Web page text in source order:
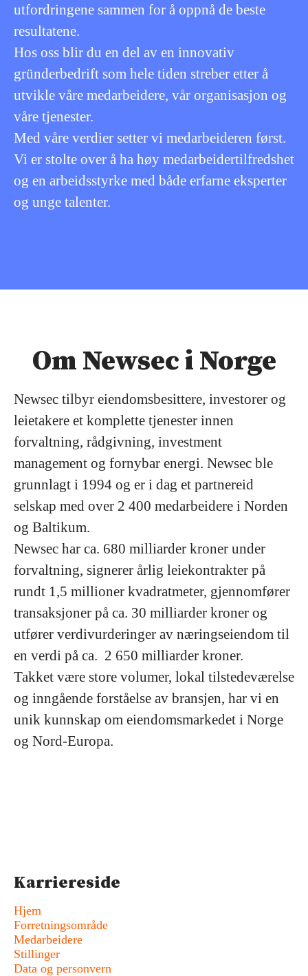
utfordringene sammen for å oppnå de beste
resultatene.
Hos oss blir du en del av en innovativ
gründerbedrift som hele tiden streber etter å
utvikle våre medarbeidere, vår organisasjon og
våre tjenester.
Med våre verdier setter vi medarbeideren først.
Vi er stolte over å ha høy medarbeidertilfredshet
og en arbeidsstyrke med både erfarne eksperter
og unge talenter.
Om Newsec i Norge
Newsec tilbyr eiendomsbesittere, investorer og
leietakere et komplette tjenester innen
forvaltning, rådgivning, investment
management og fornybar energi. Newsec ble
grunnlagt i 1994 og er i dag et partnereid
selskap med over 2 400 medarbeidere i Norden
og Baltikum.
Newsec har ca. 680 milliarder kroner under
forvaltning, signerer årlig leiekontrakter på
rundt 1,5 millioner kvadratmeter, gjennomfører
transaksjoner på ca. 30 milliarder kroner og
utfører verdivurderinger av næringseiendom til
en verdi på ca. 2 650 milliarder kroner.
Takket være store volumer, lokal tilstedeværelse
og inngående forståelse av bransjen, har vi en
unik kunnskap om eiendomsmarkedet i Norge
og Nord-Europa.
Karriereside
Hjem
Forretningsområde
Medarbeidere
Stillinger
Data og personvern